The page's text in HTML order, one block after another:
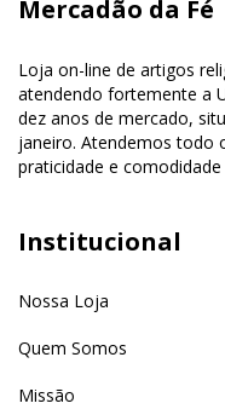
Mercadão da Fé
Loja on-line de artigos
atendendo fortemente a
dez anos de mercado,
janeiro. Atendemos todo
praticidade e
Institucional
Nossa Loja
Quem Somos
Missão